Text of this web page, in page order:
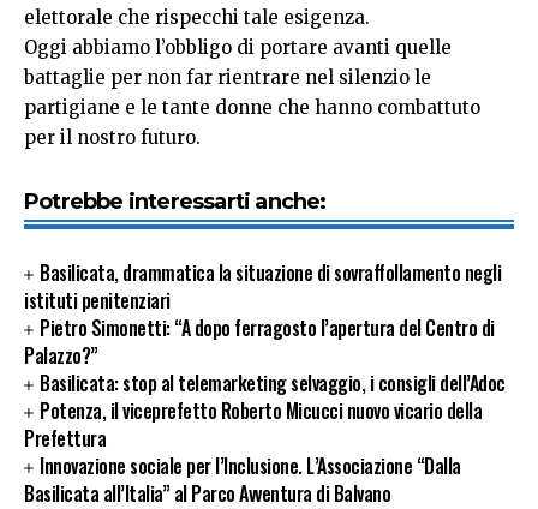
elettorale che rispecchi tale esigenza.
Oggi abbiamo l’obbligo di portare avanti quelle
battaglie per non far rientrare nel silenzio le
partigiane e le tante donne che hanno combattuto
per il nostro futuro.
Potrebbe interessarti anche:
Basilicata, drammatica la situazione di sovraffollamento negli
istituti penitenziari
Pietro Simonetti: “A dopo ferragosto l’apertura del Centro di
Palazzo?”
Basilicata: stop al telemarketing selvaggio, i consigli dell’Adoc
Potenza, il viceprefetto Roberto Micucci nuovo vicario della
Prefettura
Innovazione sociale per l’Inclusione. L’Associazione “Dalla
Basilicata all’Italia” al Parco Avventura di Balvano